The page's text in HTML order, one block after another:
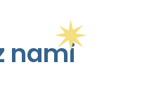
nami